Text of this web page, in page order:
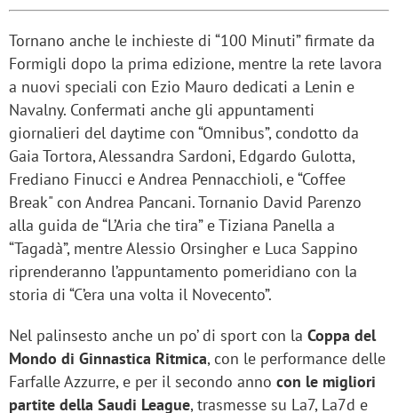
Tornano anche le inchieste di “100 Minuti” firmate da
Formigli dopo la prima edizione, mentre la rete lavora
a nuovi speciali con Ezio Mauro dedicati a Lenin e
Navalny. Confermati anche gli appuntamenti
giornalieri del daytime con “Omnibus”, condotto da
Gaia Tortora, Alessandra Sardoni, Edgardo Gulotta,
Frediano Finucci e Andrea Pennacchioli, e “Coffee
Break" con Andrea Pancani. Tornanio David Parenzo
alla guida de “L’Aria che tira” e Tiziana Panella a
“Tagadà”, mentre Alessio Orsingher e Luca Sappino
riprenderanno l’appuntamento pomeridiano con la
storia di “C’era una volta il Novecento”.
Nel palinsesto anche un po’ di sport con la Coppa del
Mondo di Ginnastica Ritmica, con le performance delle
Farfalle Azzurre, e per il secondo anno con le migliori
partite della Saudi League, trasmesse su La7, La7d e